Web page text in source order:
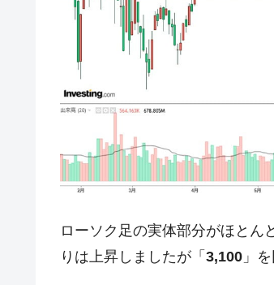
『Money1』 韓国政府「2035年ま
『Money1』 JPモルガン「韓国レ
『Money1』 韓国『国民年金公団』
『Money1』 韓国政府「ニセＫ-ブ
『Money1』 韓国「橋が落ちまし
韓国鉄鋼最大手『
『Money1』 韓国ボンクラ政策室
ローソク足の実体部分がほとん
りは上昇しましたが「 3,100 」